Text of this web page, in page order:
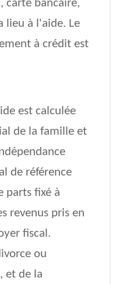
carte bancaire,
lieu à l'aide. Le
à crédit est
est calculée
de la famille et
de référence
parts fixé à
revenus pris en
fiscal.
ou
et de la